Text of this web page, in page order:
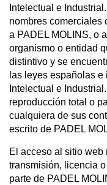
Intelectual e
nombres comerciales
a PADEL MOLINS, o
organismo o entidad
distintivo y se
las leyes españolas
Intelectual e
reproducción total o
cualquiera de sus
escrito de PADEL
El acceso al sitio
transmisión, licencia
parte de PADEL